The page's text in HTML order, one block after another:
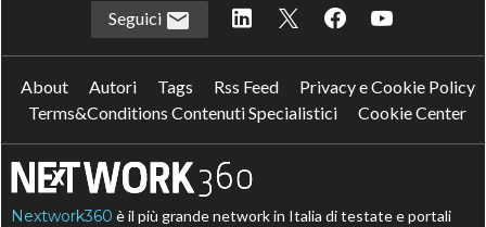
Seguici
About Autori Tags Rss Feed
Privacy e Cookie Policy
Terms&Conditions Contenuti Specialistici
Cookie Center
Nextwork360 è il più grande network in Italia di testate e portali